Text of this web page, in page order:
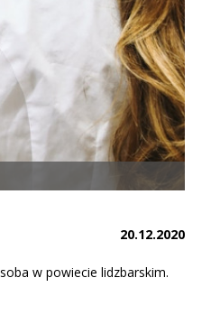
20.12.2020
w powiecie lidzbarskim.